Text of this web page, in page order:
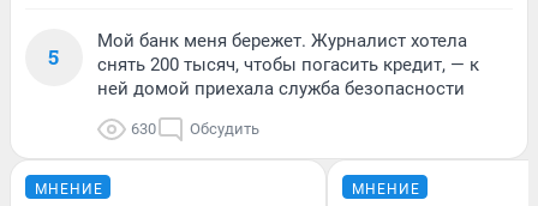
5
Мой банк меня бережет. Журналист хотела
снять 200 тысяч, чтобы погасить кредит, — к
ней домой приехала служба безопасности
630 Обсудить
МНЕНИЕ МНЕНИЕ